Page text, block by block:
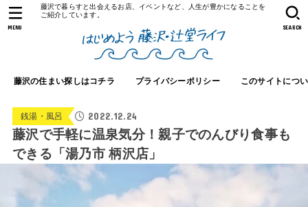
藤沢で暮らすと出会えるお店、イベントなど、人生が豊かになることを
ご紹介しています。
藤沢の住まい探しはコチラ プライバシーポリシー このサイトにつ
SEARCH
MENU
銭湯・風呂 2022.12.24
藤沢で手軽に温泉気分！親子でのんびり食事も
できる「湯乃市 柄沢店」